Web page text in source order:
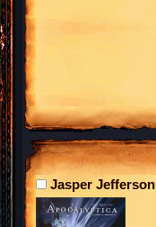
Jasper Jefferson